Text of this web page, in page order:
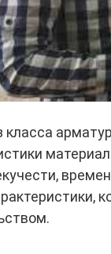
класса